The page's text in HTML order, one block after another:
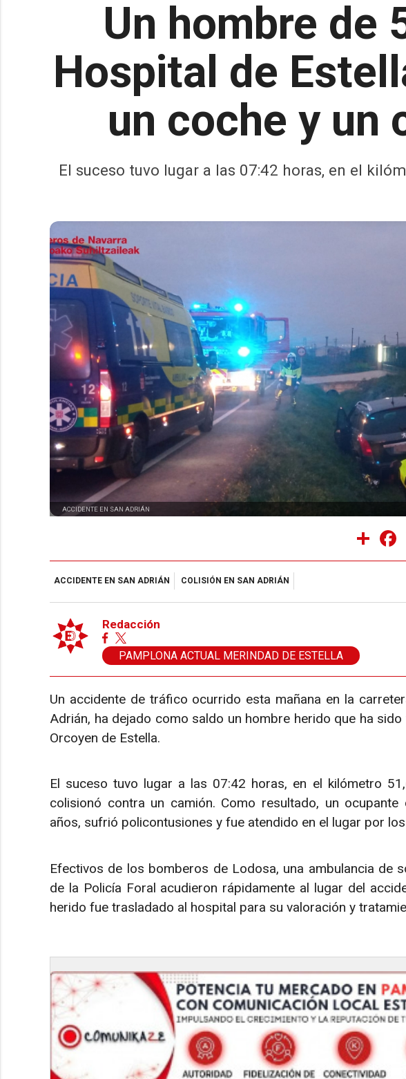
Un hombre de
Hospital de
un coche y un
El suceso tuvo lugar a las 07:42 horas, en el
ACCIDENTE EN SAN ADRIÁN
Share
ACCIDENTE EN SAN ADRIÁN COLISIÓN EN SAN ADRIÁN
Redacción
PAMPLONA ACTUAL MERINDAD DE ESTELLA
Un accidente de tráfico ocurrido esta mañana en la
Adrián, ha dejado como saldo un hombre herido que ha
Orcoyen de Estella.
El suceso tuvo lugar a las 07:42 horas, en el kilómetro
colisionó contra un camión. Como resultado, un
años, sufrió policontusiones y fue atendido en el lugar por
Efectivos de los bomberos de Lodosa, una ambulancia de
de la Policía Foral acudieron rápidamente al lugar del
herido fue trasladado al hospital para su valoración y